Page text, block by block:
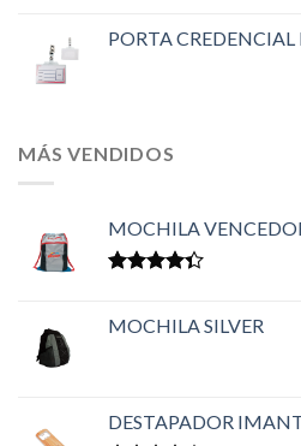
PORTA CREDENCIAL
MÁS VENDIDOS
MOCHILA
de 5
MOCHILA SILVER
DESTAPADOR